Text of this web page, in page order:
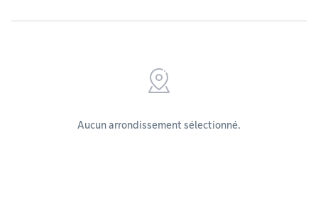
Aucun arrondissement sélectionné.